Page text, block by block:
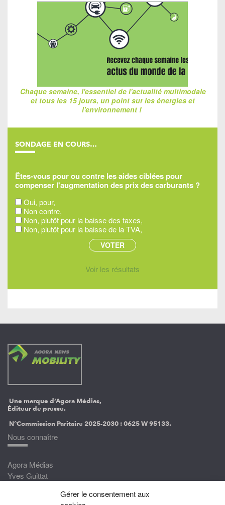
Gérer le consentement aux
Chaque semaine, l'essentiel de l'actualité multimodale
et tous les 15 jours, un point sur les énergies et
l'environnement !
SONDAGE EN COURS…
Êtes-vous pour ou contre les aides ciblées pour
compenser l'augmentation des prix des carburants ?
Oui, pour,
Non contre,
Non, plutôt pour la baisse des taxes,
Non, plutôt pour la baisse de la TVA,
Voir les résultats
Une marque d’Agora Médias,
Éditeur de presse.
N°Commission Paritaire 2025-2030 :0625 W 95133.
Nous connaître
Agora Médias
Yves Guittat